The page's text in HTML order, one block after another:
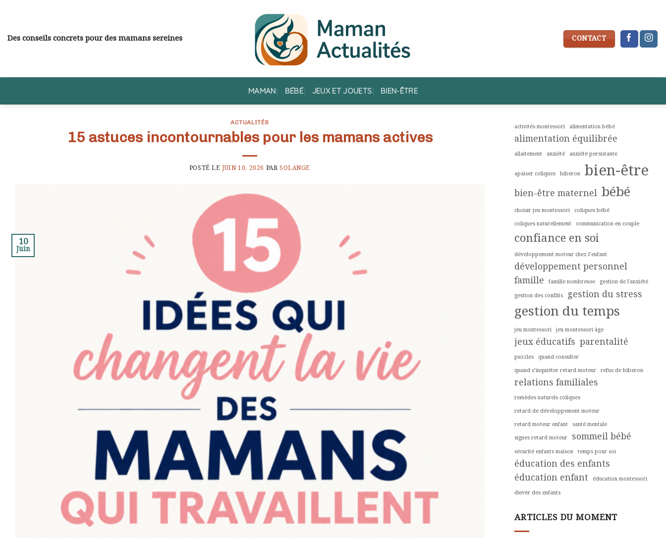
content
Des conseils concrets pour des mamans sereines CONTACT
MAMAN BÉBÉ JEUX ET JOUETS BIEN-ÊTRE
ACTUALITÉS
15 astuces incontournables pour les mamans actives
POSTÉ LEJUIN 10, 2026 PAR SOLANGE
10
Juin
activités montessori alimentation bébé
alimentation équilibrée
allaitement anxiété anxiété persistante
apaiser coliques biberon bien-être
bien-être maternel bébé
choisir jeu montessori
coliques bébé
coliques naturellement
communication en couple
confiance en soi
développement moteur chez l’enfant
développement personnel
famille
famille nombreuse
gestion de l'anxiété
gestion des conflits
gestion du stress
gestion du temps
jeu montessori jeu montessori âge
jeux éducatifs parentalité
puzzles
quand consulter
quand s’inquiéter retard moteur
refus de biberon
relations familiales
remèdes naturels coliques
retard de développement moteur
retard moteur enfant
santé mentale
signes retard moteur
sommeil bébé
sécurité enfants maison temps pour soi
éducation des enfants
éducation enfant
éducation montessori
élever des enfants
ARTICLES DU MOMENT